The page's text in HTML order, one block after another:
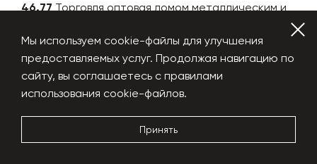
46.77Торговля оптовая ломом металлическим и
Если вы заботитесь о том, как сделать работу
вашего предприятия наиболее выгодной, то вы
должны выбрать оптимальную систему
превышающих 150 млн в год, предпочтительней
выбирать систему налогообложения УСН –
Мы используем cookie-файлы для улучшения
предоставляемых услуг. Продолжая навигацию по
сайту, вы соглашаетесь с правилами
использования cookie-файлов.
Принять